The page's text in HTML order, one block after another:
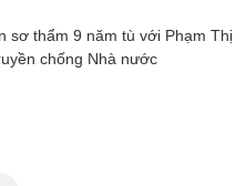
sơ thẩm 9 năm tù với Phạm Thị
chống Nhà nước